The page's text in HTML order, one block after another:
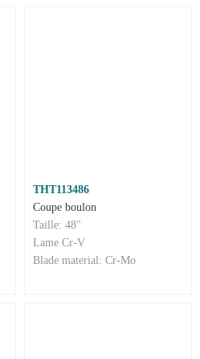
THT113486
Coupe boulon
Taille: 48"
Lame Cr-V
Blade material: Cr-Mo